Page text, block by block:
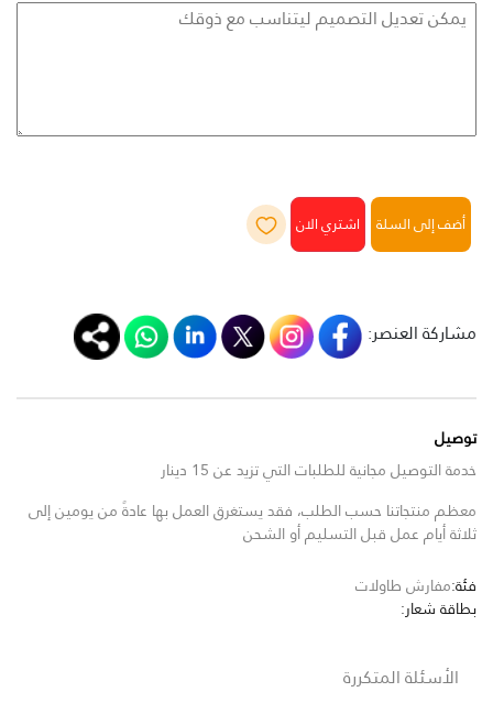
أضف إلى السلة
مشاركة العنصر:
توصيل
خدمة التوصيل مجانية للطلبات التي تزيد عن 15 دينار
معظم منتجاتنا حسب الطلب، فقد يستغرق العمل بها عادةً من يومين إلى
ثلاثة أيام عمل قبل التسليم أو الشحن
فئة:مفارش طاولات
بطاقة شعار:
الأسئلة المتكررة